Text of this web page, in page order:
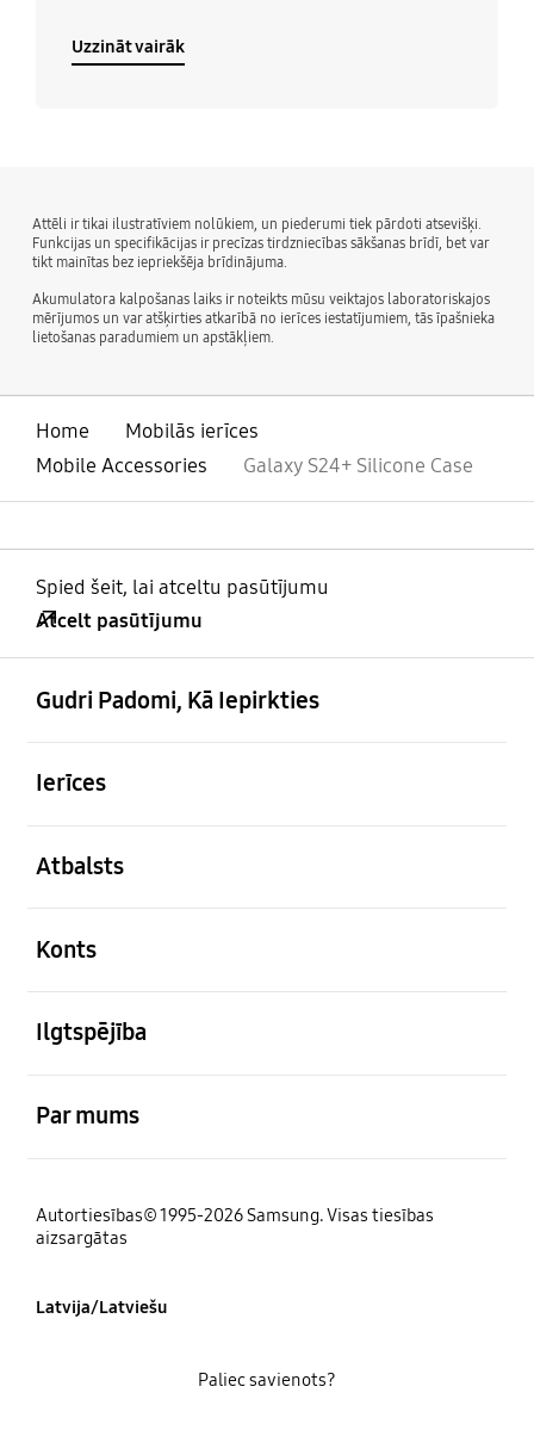
Uzzināt vairāk
Attēli ir tikai ilustratīviem nolūkiem, un piederumi tiek pārdoti atsevišķi.
Funkcijas un specifikācijas ir precīzas tirdzniecības sākšanas brīdī, bet var
tikt mainītas bez iepriekšēja brīdinājuma.
Akumulatora kalpošanas laiks ir noteikts mūsu veiktajos laboratoriskajos
mērījumos un var atšķirties atkarībā no ierīces iestatījumiem, tās īpašnieka
lietošanas paradumiem un apstākļiem.
Home
Mobilās ierīces
Mobile Accessories
Galaxy S24+ Silicone Case
Spied šeit, lai atceltu pasūtījumu
Atcelt pasūtījumu
Gudri Padomi, Kā Iepirkties
Ierīces
Atbalsts
Konts
Ilgtspējība
Par mums
Autortiesības© 1995-2026 Samsung. Visas tiesības
aizsargātas
Latvija/Latviešu
Paliec savienots?